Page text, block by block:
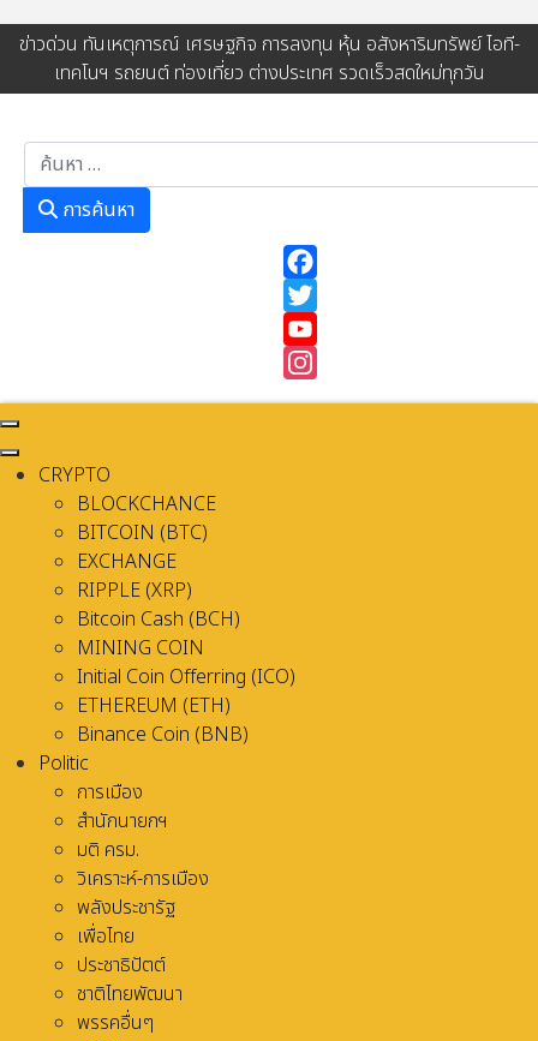
ข่าวด่วน ทันเหตุการณ์ เศรษฐกิจ การลงทุน หุ้น อสังหาริมทรัพย์ ไอที-
เทคโนฯ รถยนต์ ท่องเที่ยว ต่างประเทศ รวดเร็วสดใหม่ทุกวัน
การค้นหา
Instagram
CRYPTO
BLOCKCHANCE
BITCOIN (BTC)
EXCHANGE
RIPPLE (XRP)
Bitcoin Cash (BCH)
MINING COIN
Initial Coin Offerring (ICO)
ETHEREUM (ETH)
Binance Coin (BNB)
Politic
การเมือง
สำนักนายกฯ
มติ ครม.
วิเคราะห์-การเมือง
พลังประชารัฐ
เพื่อไทย
ประชาธิปัตต์
ชาติไทยพัฒนา
พรรคอื่นๆ